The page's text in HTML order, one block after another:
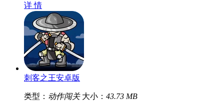
详 情
刺客之王安卓版
类型： 动作闯关 大小： 43.73 MB